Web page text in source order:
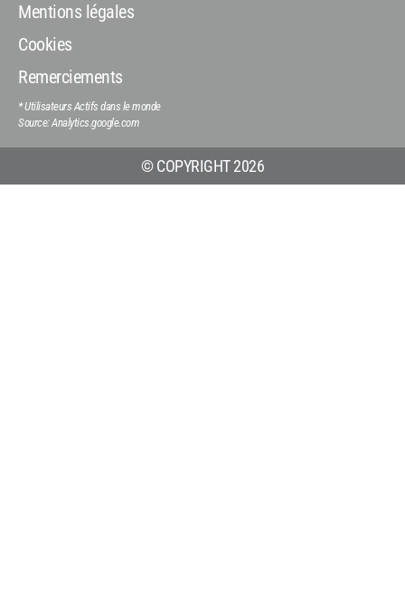
Mentions légales
Cookies
Remerciements
* Utilisateurs Actifs dans le monde
Source: Analytics.google.com
© COPYRIGHT 2026